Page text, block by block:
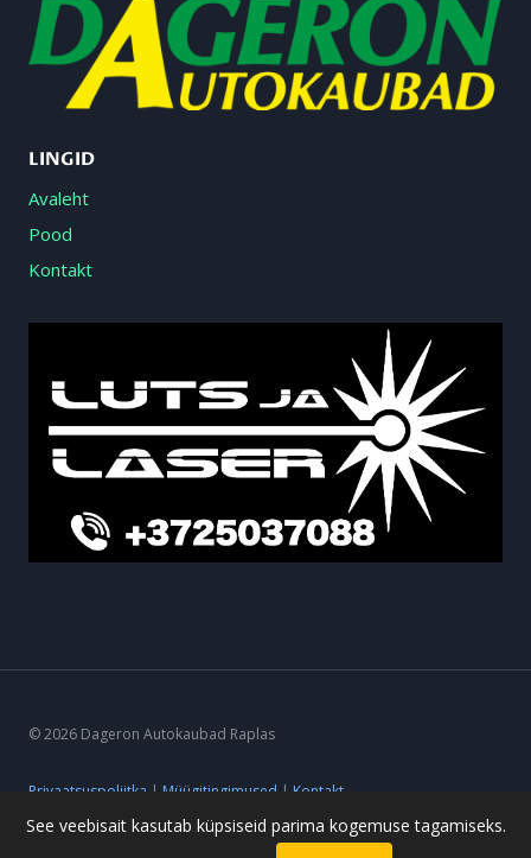
LINGID
Avaleht
Pood
Kontakt
© 2026 Dageron Autokaubad Raplas
Privaatsuspoliitka | Müügitingimused | Kontakt
See veebisait kasutab küpsiseid parima kogemuse tagamiseks.